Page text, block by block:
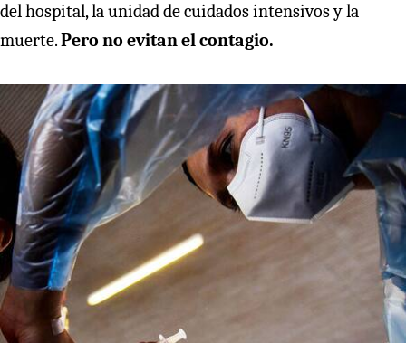
del hospital, la unidad de cuidados intensivos y la
muerte.Pero no evitan el contagio.